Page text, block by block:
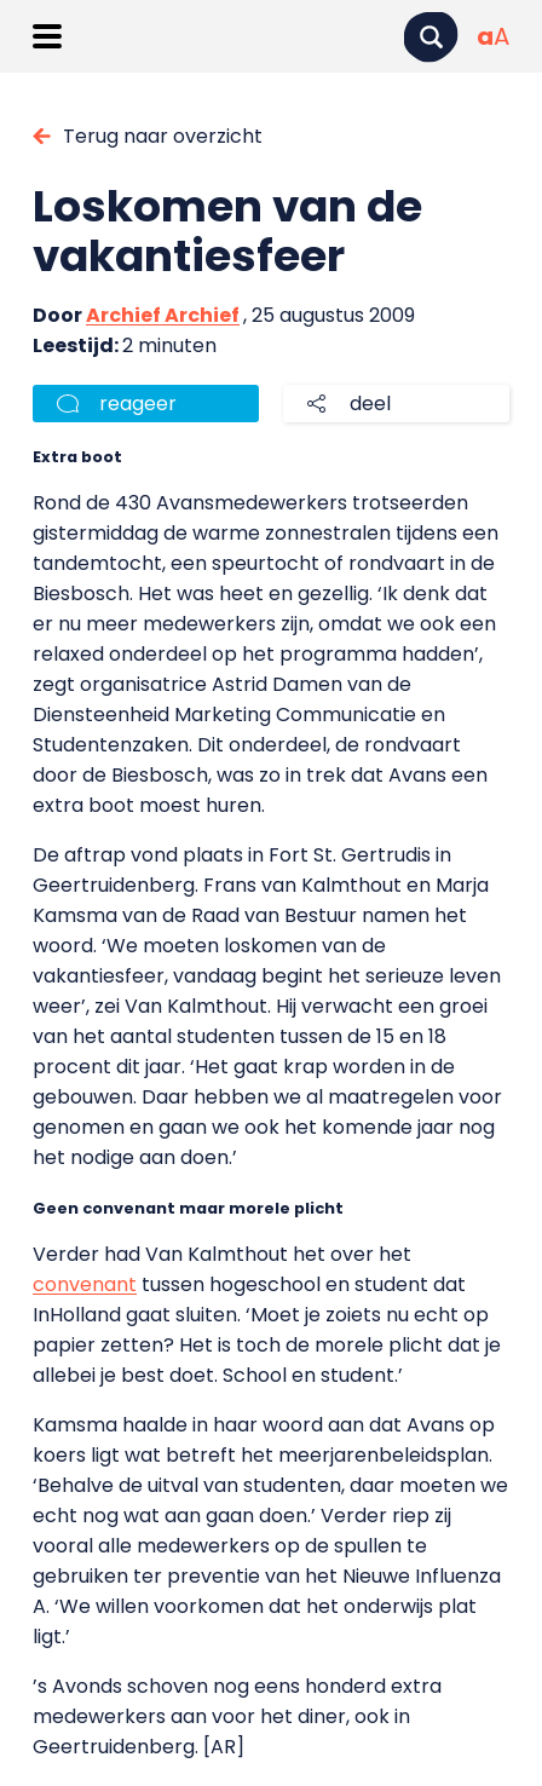
aA
Terug naar overzicht
Loskomen van de
vakantiesfeer
DoorArchief Archief, 25 augustus 2009
Leestijd:2 minuten
reageer deel
Extra boot
Rond de 430 Avansmedewerkers trotseerden
gistermiddag de warme zonnestralen tijdens een
tandemtocht, een speurtocht of rondvaart in de
Biesbosch. Het was heet en gezellig. ‘Ik denk dat
er nu meer medewerkers zijn, omdat we ook een
relaxed onderdeel op het programma hadden’,
zegt organisatrice Astrid Damen van de
Diensteenheid Marketing Communicatie en
Studentenzaken. Dit onderdeel, de rondvaart
door de Biesbosch, was zo in trek dat Avans een
extra boot moest huren.
De aftrap vond plaats in Fort St. Gertrudis in
Geertruidenberg. Frans van Kalmthout en Marja
Kamsma van de Raad van Bestuur namen het
woord. ‘We moeten loskomen van de
vakantiesfeer, vandaag begint het serieuze leven
weer’, zei Van Kalmthout. Hij verwacht een groei
van het aantal studenten tussen de 15 en 18
procent dit jaar. ‘Het gaat krap worden in de
gebouwen. Daar hebben we al maatregelen voor
genomen en gaan we ook het komende jaar nog
het nodige aan doen.’
Geen convenant maar morele plicht
Verder had Van Kalmthout het over het
convenant tussen hogeschool en student dat
InHolland gaat sluiten. ‘Moet je zoiets nu echt op
papier zetten? Het is toch de morele plicht dat je
allebei je best doet. School en student.’
Kamsma haalde in haar woord aan dat Avans op
koers ligt wat betreft het meerjarenbeleidsplan.
‘Behalve de uitval van studenten, daar moeten we
echt nog wat aan gaan doen.’ Verder riep zij
vooral alle medewerkers op de spullen te
gebruiken ter preventie van het Nieuwe Influenza
A. ‘We willen voorkomen dat het onderwijs plat
ligt.’
’s Avonds schoven nog eens honderd extra
medewerkers aan voor het diner, ook in
Geertruidenberg. [AR]